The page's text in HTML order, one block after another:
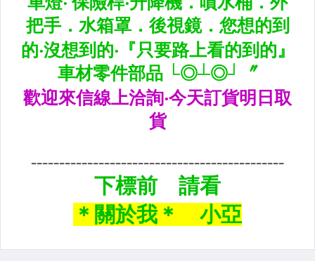
CUSCO / HARDRACE 各車系結構桿.拉桿
進氣套件 進氣系統 全系列